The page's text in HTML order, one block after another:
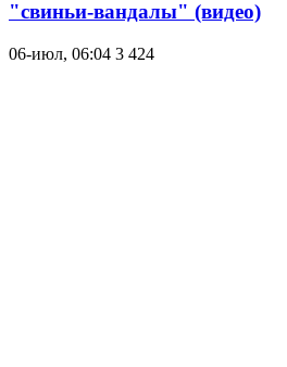
"свиньи-вандалы" (видео)
06-июл, 06:04 3 424